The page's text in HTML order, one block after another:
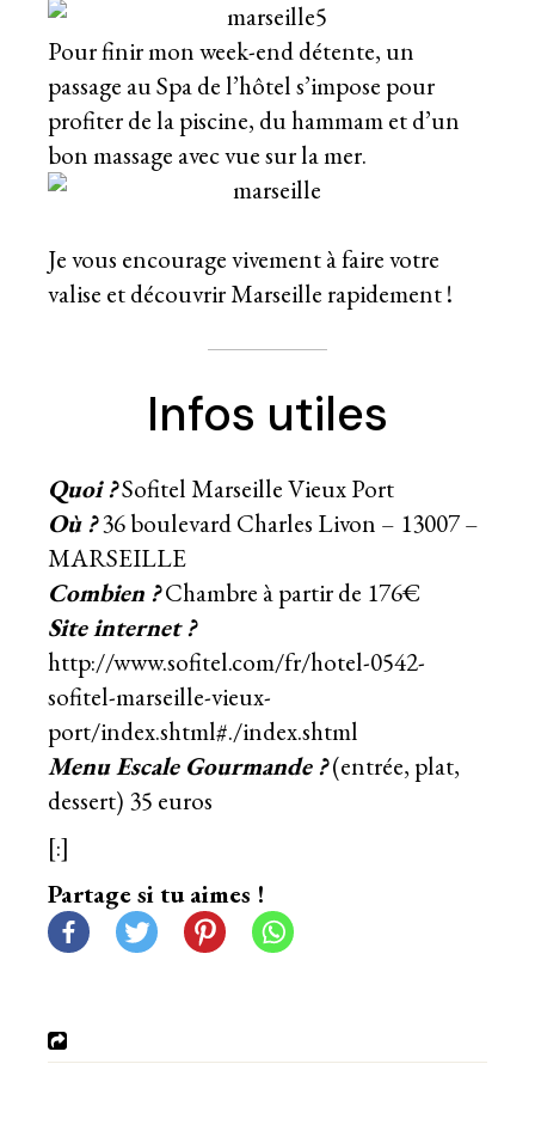
Pour finir mon week-end détente, un
passage au Spa de l’hôtel s’impose pour
profiter de la piscine, du hammam et d’un
bon massage avec vue sur la mer.
Je vous encourage vivement à faire votre
valise et découvrir Marseille rapidement !
Infos utiles
Quoi ?Sofitel Marseille Vieux Port
Où ?36 boulevard Charles Livon – 13007 –
MARSEILLE
Combien ?Chambre à partir de 176€
Site internet ?
http://www.sofitel.com/fr/hotel-0542-
sofitel-marseille-vieux-
port/index.shtml#./index.shtml
Menu Escale Gourmande ?(entrée, plat,
dessert) 35 euros
[:]
Partage si tu aimes !